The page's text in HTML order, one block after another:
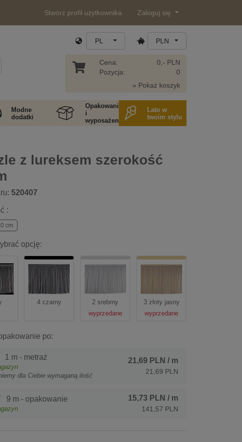
Stwórz profil użytkownika Zaloguj się
PL PLN
Cena:
Pozycja:
0,- PLN
0
» Pokaż koszyk
Modne
dodatki
Opakowania
i
wyposażenie
Lato w
twoim stylu
z lureksem szerokość
520407
:
cm
opcję:
4 czarny
2 srebrny
wyprzedane
3 złoty jasny
wyprzedane
po:
1 m - metraż
dla Ciebie wymaganą ilość
21,69 PLN / m
21,69 PLN
9 m - opakowanie 15,73 PLN / m
141,57 PLN